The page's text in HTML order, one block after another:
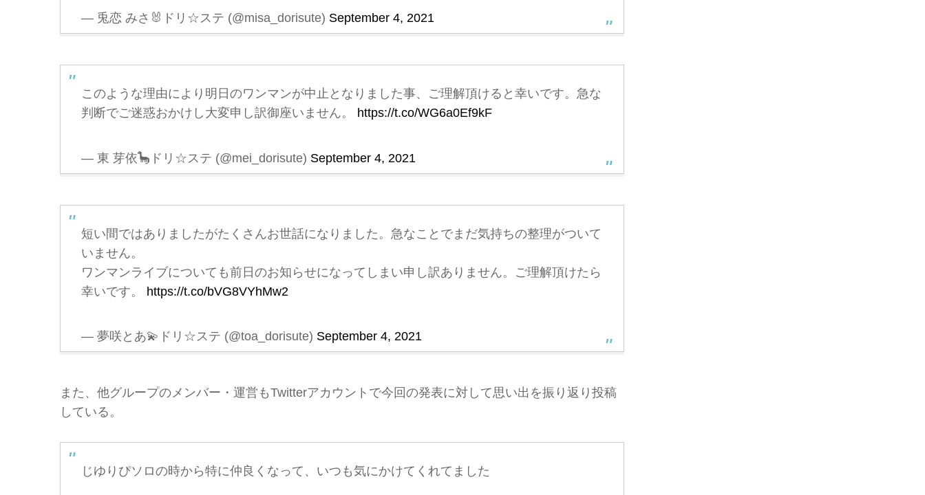
— 兎恋 みさ🐰ドリ☆ステ (@misa_dorisute) September 4, 2021
このような理由により明日のワンマンが中止となりました事、ご理解頂けると幸いです。急な
判断でご迷惑おかけし大変申し訳御座いません。 https://t.co/WG6a0Ef9kF
— 東 芽依🦕ドリ☆ステ (@mei_dorisute) September 4, 2021
短い間ではありましたがたくさんお世話になりました。急なことでまだ気持ちの整理がついて
いません。
ワンマンライブについても前日のお知らせになってしまい申し訳ありません。ご理解頂けたら
幸いです。 https://t.co/bVG8VYhMw2
— 夢咲とあ💫ドリ☆ステ (@toa_dorisute) September 4, 2021
また、他グループのメンバー・運営もTwitterアカウントで今回の発表に対して思い出を振り返り投稿
している。
じゆりぴソロの時から特に仲良くなって、いつも気にかけてくれてました